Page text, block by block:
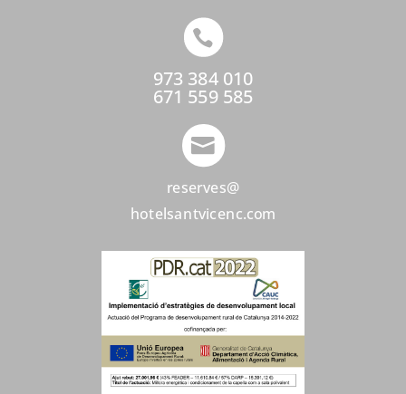

973 384 010
671 559 585

reserves@
hotelsantvicenc.com